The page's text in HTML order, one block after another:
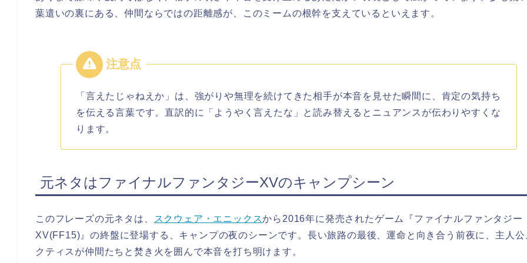
葉遣いの裏にある、仲間ならではの距離感が、このミームの根幹を支えているといえます。
「言えたじゃねえか」は、強がりや無理を続けてきた相手が本音を見せた瞬間に、肯定の気持ち
を伝える言葉です。直訳的に「ようやく言えたな」と読み替えるとニュアンスが伝わりやすくな
ります。
元ネタはファイナルファンタジーXVのキャンプシーン
このフレーズの元ネタは、 スクウェア・エニックスから2016年に発売されたゲーム『ファイナルファンタジー
XV(FF15)』の終盤に登場する、キャンプの夜のシーンです。長い旅路の最後、運命と向き合う前夜に、主人公
クティスが仲間たちと焚き火を囲んで本音を打ち明けます。